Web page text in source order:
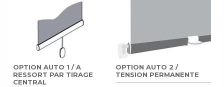
OPTION AUTO 1 / A
RESSORT PAR TIRAGE
CENTRAL
OPTION AUTO 2 /
TENSION PERMANENTE